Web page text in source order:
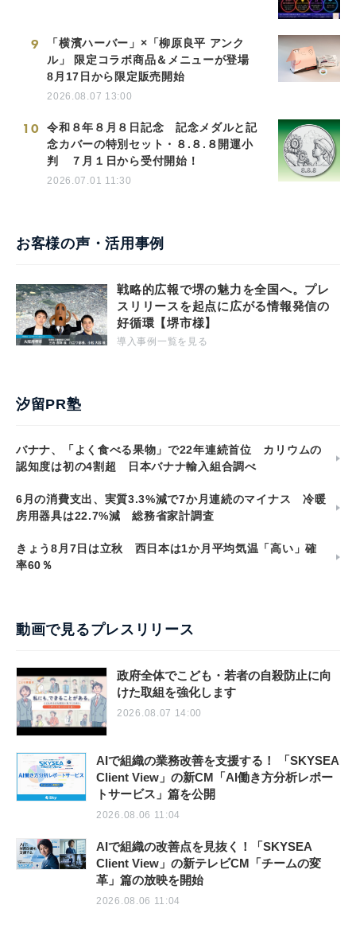
9
「横濱ハーバー」×「柳原良平 アンク
ル」 限定コラボ商品＆メニューが登場
8月17日から限定販売開始
2026.08.07 13:00
10
令和８年８月８日記念 記念メダルと記
念カバーの特別セット・８.８.８開運小
判 ７月１日から受付開始！
2026.07.01 11:30
お客様の声・活用事例
戦略的広報で堺の魅力を全国へ。プレ
スリリースを起点に広がる情報発信の
好循環【堺市様】
導入事例一覧を見る
汐留PR塾
バナナ、「よく食べる果物」で22年連続首位 カリウムの
認知度は初の4割超 日本バナナ輸入組合調べ
6月の消費支出、実質3.3%減で7か月連続のマイナス 冷暖
房用器具は22.7%減 総務省家計調査
きょう8月7日は立秋 西日本は1か月平均気温「高い」確
率60％
動画で見るプレスリリース
政府全体でこども・若者の自殺防止に向
けた取組を強化します
2026.08.07 14:00
AIで組織の業務改善を支援する！ 「SKYSEA
Client View」の新CM「AI働き方分析レポー
トサービス」篇を公開
2026.08.06 11:04
AIで組織の改善点を見抜く！「SKYSEA
Client View」の新テレビCM「チームの変
革」篇の放映を開始
2026.08.06 11:04